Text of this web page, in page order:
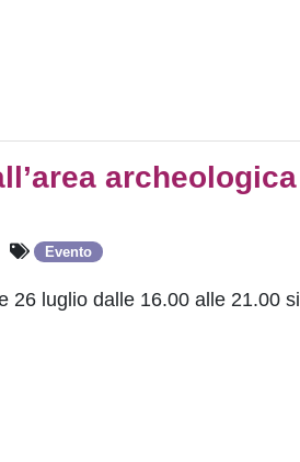
archeologica
Evento
26 luglio dalle 16.00 alle 21.00 si